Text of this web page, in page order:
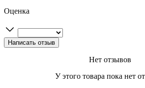
Оценка
Нет отзывов
У этого товара пока нет